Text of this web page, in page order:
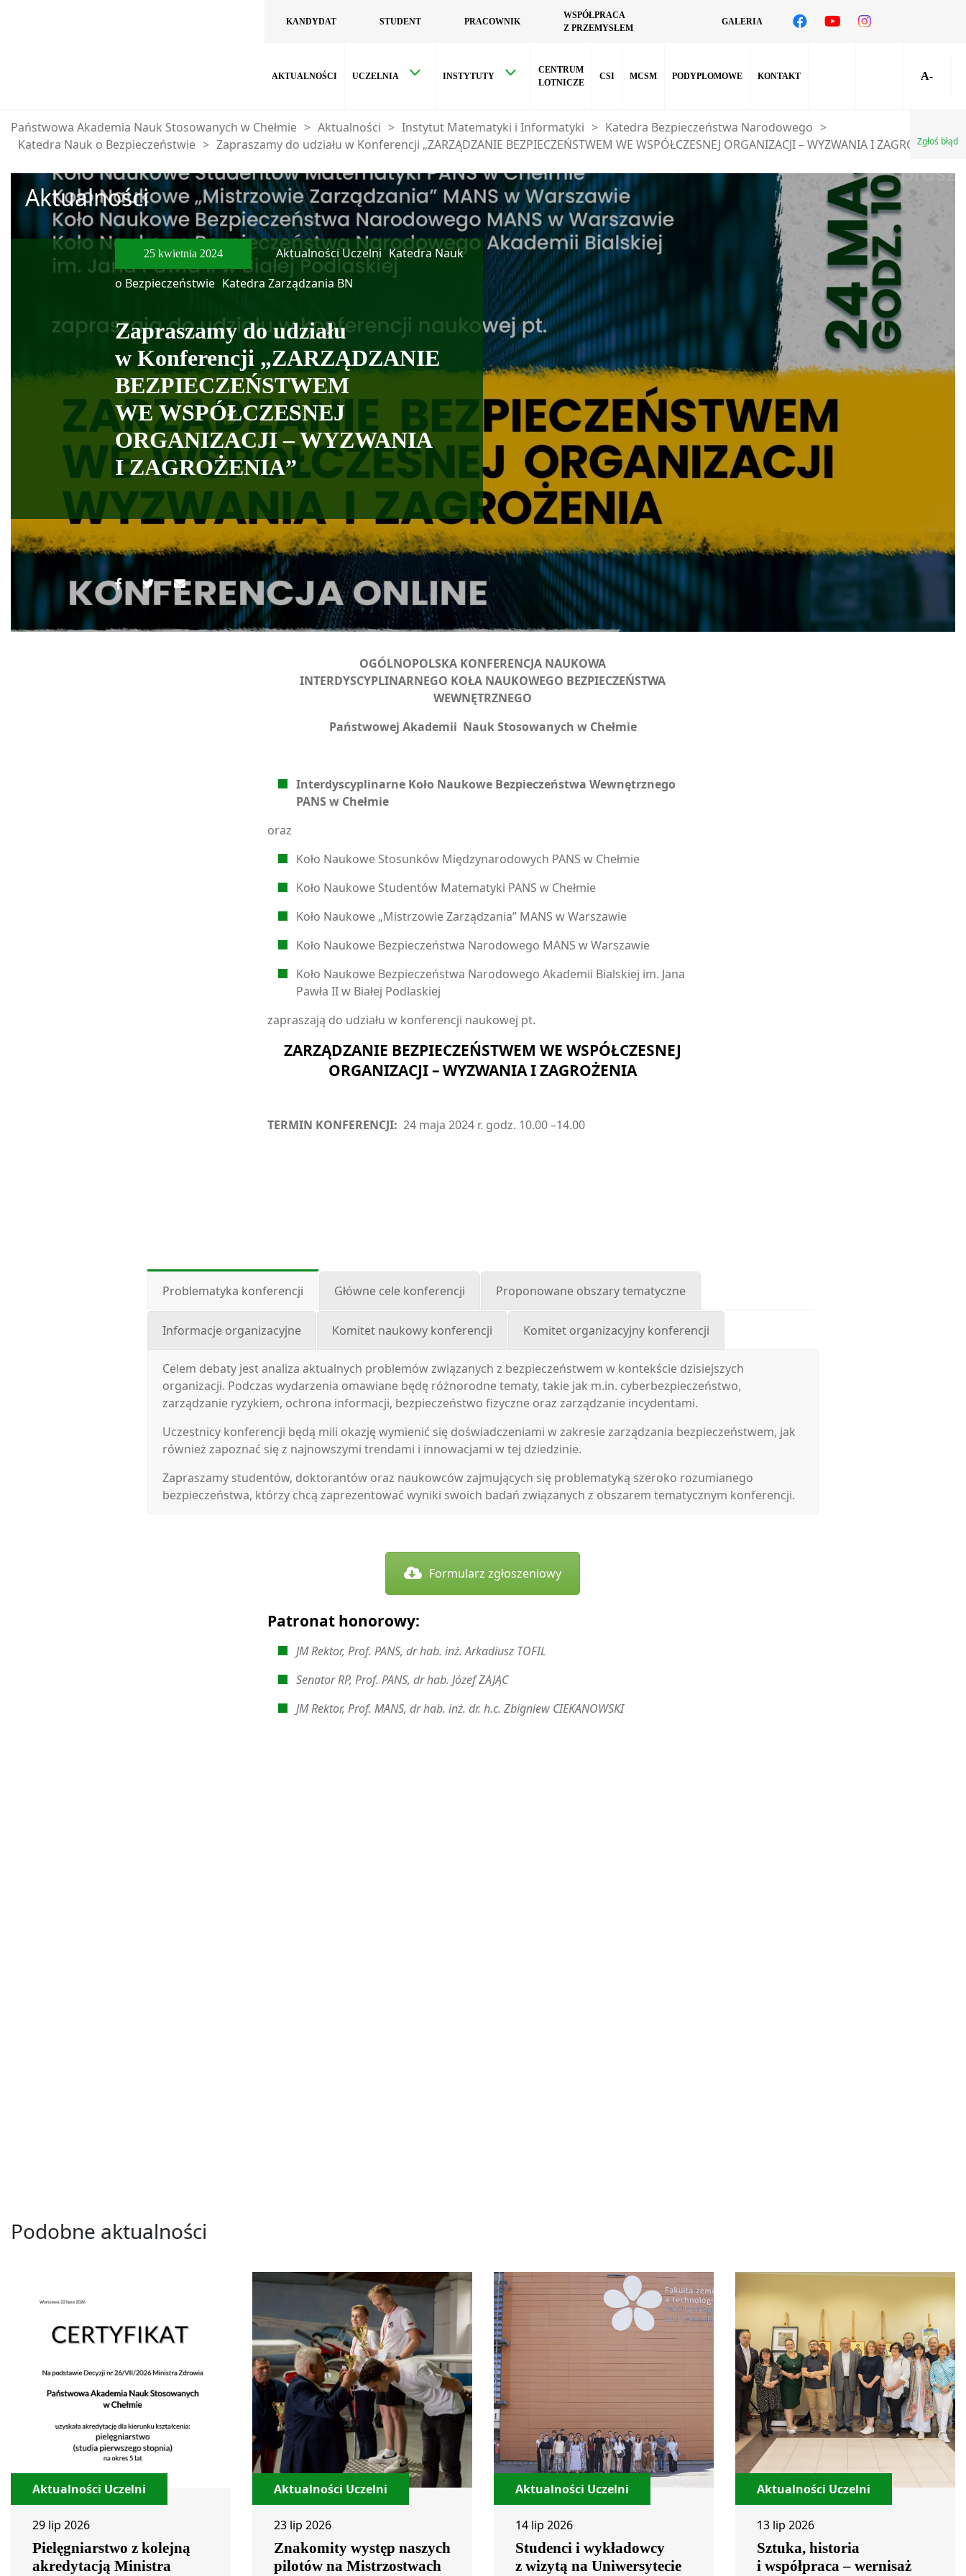
KANDYDAT STUDENT PRACOWNIK
WSPÓŁPRACA
Z PRZEMYSŁEM
GALERIA
AKTUALNOŚCI UCZELNIA INSTYTUTY
CENTRUM
LOTNICZE
CSI MCSM PODYPLOMOWE KONTAKT A-
Zgłoś błąd
Państwowa Akademia Nauk Stosowanych w Chełmie > Aktualności > Instytut Matematyki i Informatyki > Katedra Bezpieczeństwa Narodowego >
Katedra Nauk o Bezpieczeństwie > Zapraszamy do udziału w Konferencji „ZARZĄDZANIE BEZPIECZEŃSTWEM WE WSPÓŁCZESNEJ ORGANIZACJI – WYZWANIA I ZAGROŻENIA”
Aktualności
25 kwietnia 2024 Aktualności Uczelni Katedra Nauk
o Bezpieczeństwie Katedra Zarządzania BN
Zapraszamy do udziału
w Konferencji „ZARZĄDZANIE
BEZPIECZEŃSTWEM
WE WSPÓŁCZESNEJ
ORGANIZACJI – WYZWANIA
I ZAGROŻENIA”
OGÓLNOPOLSKA KONFERENCJA NAUKOWA
INTERDYSCYPLINARNEGO KOŁA NAUKOWEGO BEZPIECZEŃSTWA
WEWNĘTRZNEGO
Państwowej Akademii Nauk Stosowanych w Chełmie
Interdyscyplinarne Koło Naukowe Bezpieczeństwa Wewnętrznego
PANS w Chełmie
oraz
Koło Naukowe Stosunków Międzynarodowych PANS w Chełmie
Koło Naukowe Studentów Matematyki PANS w Chełmie
Koło Naukowe „Mistrzowie Zarządzania” MANS w Warszawie
Koło Naukowe Bezpieczeństwa Narodowego MANS w Warszawie
Koło Naukowe Bezpieczeństwa Narodowego Akademii Bialskiej im. Jana
Pawła II w Białej Podlaskiej
zapraszają do udziału w konferencji naukowej pt.
ZARZĄDZANIE BEZPIECZEŃSTWEM WE WSPÓŁCZESNEJ
ORGANIZACJI – WYZWANIA I ZAGROŻENIA
TERMIN KONFERENCJI:24 maja 2024 r. godz. 10.00 –14.00
Problematyka konferencji Główne cele konferencji Proponowane obszary tematyczne
Informacje organizacyjne Komitet naukowy konferencji Komitet organizacyjny konferencji
Celem debaty jest analiza aktualnych problemów związanych z bezpieczeństwem w kontekście dzisiejszych
organizacji. Podczas wydarzenia omawiane będę różnorodne tematy, takie jak m.in. cyberbezpieczeństwo,
zarządzanie ryzykiem, ochrona informacji, bezpieczeństwo fizyczne oraz zarządzanie incydentami.
Uczestnicy konferencji będą mili okazję wymienić się doświadczeniami w zakresie zarządzania bezpieczeństwem, jak
również zapoznać się z najnowszymi trendami i innowacjami w tej dziedzinie.
Zapraszamy studentów, doktorantów oraz naukowców zajmujących się problematyką szeroko rozumianego
bezpieczeństwa, którzy chcą zaprezentować wyniki swoich badań związanych z obszarem tematycznym konferencji.
Formularz zgłoszeniowy
Patronat honorowy:
JM Rektor, Prof. PANS, dr hab. inż.Arkadiusz TOFIL
Senator RP, Prof. PANS, dr hab.Józef ZAJĄC
JM Rektor, Prof. MANS, dr hab. inż. dr. h.c. Zbigniew CIEKANOWSKI
Podobne aktualności
Aktualności Uczelni
29 lip 2026
Pielęgniarstwo z kolejną
akredytacją Ministra
Aktualności Uczelni
23 lip 2026
Znakomity występ naszych
pilotów na Mistrzostwach
Aktualności Uczelni
14 lip 2026
Studenci i wykładowcy
z wizytą na Uniwersytecie
Aktualności Uczelni
13 lip 2026
Sztuka, historia
i współpraca – wernisaż